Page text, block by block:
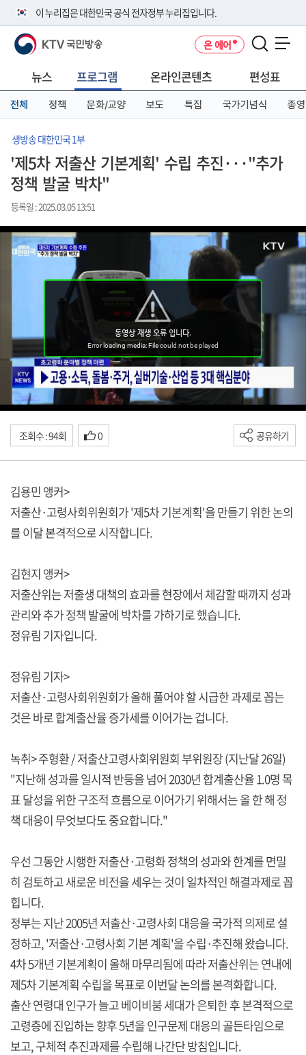
이 누리집은 대한민국 공식 전자정부 누리집입니다.
공식 누리집 주소 확인하기
니다.
이밖에 or.kr 또는 .kr등 다른 도메인 주소를 사용하고 있다면 아래 URL에
서 도메인 주소를 확인해 보세요
KTV 국민방송 온 에어
뉴스 프로그램 온라인콘텐츠 편성표
전체 정책 문화/교양 보도 특집 국가기념식 종영
생방송 대한민국 1부
'제5차 저출산 기본계획' 수립 추진···"추가
정책 발굴 박차"
등록일 : 2025.03.05 13:51
조회수 : 94회 0 공유하기
김용민 앵커>
저출산·고령사회위원회가 '제5차 기본계획'을 만들기 위한 논의
를 이달 본격적으로 시작합니다.
김현지 앵커>
저출산위는 저출생 대책의 효과를 현장에서 체감할 때까지 성과
관리와 추가 정책 발굴에 박차를 가하기로 했습니다.
정유림 기자입니다.
정유림 기자>
저출산·고령사회위원회가 올해 풀어야 할 시급한 과제로 꼽는
것은 바로 합계출산율 증가세를 이어가는 겁니다.
녹취> 주형환 / 저출산고령사회위원회 부위원장 (지난달 26일)
"지난해 성과를 일시적 반등을 넘어 2030년 합계출산율 1.0명 목
표 달성을 위한 구조적 흐름으로 이어가기 위해서는 올 한 해 정
책 대응이 무엇보다도 중요합니다."
우선 그동안 시행한 저출산·고령화 정책의 성과와 한계를 면밀
히 검토하고 새로운 비전을 세우는 것이 일차적인 해결과제로 꼽
힙니다.
정부는 지난 2005년 저출산·고령사회 대응을 국가적 의제로 설
정하고, '저출산·고령사회 기본 계획'을 수립·추진해 왔습니다.
4차 5개년 기본계획이 올해 마무리됨에 따라 저출산위는 연내에
제5차 기본계획 수립을 목표로 이번달 논의를 본격화합니다.
출산 연령대 인구가 늘고 베이비붐 세대가 은퇴한 후 본격적으로
고령층에 진입하는 향후 5년을 인구문제 대응의 골든타임으로
보고, 구체적 추진과제를 수립해 나간단 방침입니다.